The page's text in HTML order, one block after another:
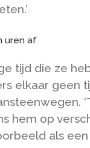
uren af
tijd die ze
elkaar geen
hem op
als een